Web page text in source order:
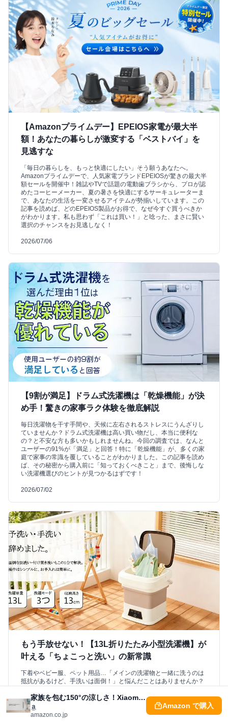
【Amazonプライムデー】EPEIOS家電が最大半
額！あなたの暮らしが激変する「ベストバイ」を
見逃すな
「毎日の暮らしを、もっと快適にしたい」そう願うあなたへ。
Amazonプライムデーで、人気家電ブランドEPEIOSが驚きの最大半
額セールを開催中！雑誌やTVで話題の電動歯ブラシから、プロが認
めたコーヒーメーカー、夏の暑さを快適にするサーキュレーターま
で、あなたの生活を一変させるアイテムが勢揃いしています。この
記事を読めば、どのEPEIOS製品がお得で、なぜ今すぐ買うべきか
がわかります。私も思わず「これは買い！」と唸った、まさに賢い
選択のチャンスをお見逃しなく！
2026/07/06
【9割が満足】ドラム式洗濯機は「乾燥機能」が決
め手！驚きの家事ラク体験を徹底解説
毎日洗濯物を干す手間や、天候に左右されるストレスにうんざりし
ていませんか？ドラム式洗濯機は高い買い物だし、本当に便利な
の？と不安な方も多いかもしれませんね。今回の調査では、なんと
ユーザーの91%が「満足」と回答！特に「乾燥機能」が、多くの家
庭で家事の常識を覆していることがわかりました。この記事を読め
ば、その秘密から購入前に「知っておくべきこと」まで、後悔しな
い洗濯機選びのヒントが見つかるはずです！
2026/07/02
もう手放せない！【13L折りたたみ小型洗濯機】が
叶える「ちょこっと洗い」の新常識
下着やベビー服、ペット用品…「メインの洗濯物と一緒に洗うのは
抵抗があるけど、手洗いは面倒！」と悩んだことはありませんか？
て、その常識が覆されました！この一台が、驚くほど手軽に清潔な
「分け洗い」を実現し、しかも使わない時は超コンパクトに収納可
能。この記事を読めば、あなたの洗濯習慣が劇的に変わる秘訣と、
家族を包む150°の涼しさ！Xiaomi スマートタワーファン 2の「自然風」体験が快適すぎる
amazon.co.jp
Amazon で購入